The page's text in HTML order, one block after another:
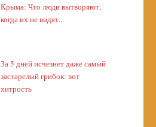
Крыма: Что люди вытворяют,
когда их не видят...
За 5 дней исчезнет даже самый
застарелый грибок: вот
хитрость